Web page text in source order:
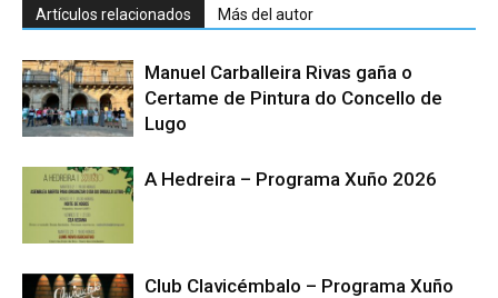
Artículos relacionados Más del autor
Manuel Carballeira Rivas gaña o
Certame de Pintura do Concello de
Lugo
A Hedreira – Programa Xuño 2026
Club Clavicémbalo – Programa Xuño